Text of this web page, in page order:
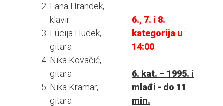
Lana Hrandek,
klavir
Lucija Hudek,
gitara
Nika Kovačić,
gitara
Nika Kramar,
gitara
6., 7. i 8.
kategorija u
14:00
6. kat. – 1995. i
mlađi - do 11
min.